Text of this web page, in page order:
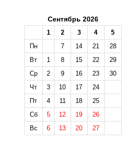
Сентябрь 2026
1 2 3 4
5
Пн
7 14 21
28
Вт
1 8 15 22
29
Ср
2 9 16 23
30
Чт
3 10 17
24
Пт
4 11 18
25
Сб
5 12 19
26
Вс
6 13 20 27